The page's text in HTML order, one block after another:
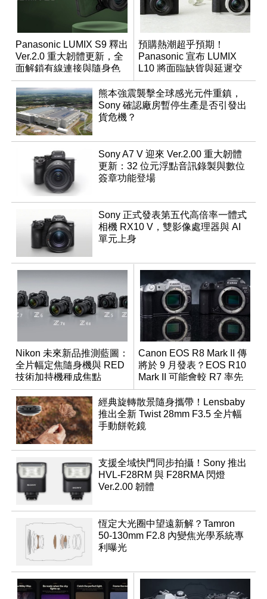
Panasonic LUMIX S9 釋出
Ver.2.0 重大韌體更新，全
面解鎖有線連接與隨身色
調編輯
預購熱潮超乎預期！
Panasonic 宣布 LUMIX
L10 將面臨缺貨與延遲交
貨時間
熊本強震襲擊全球感光元件重鎮，
Sony 確認廠房暫停生產是否引發出
貨危機？
Sony A7 V 迎來 Ver.2.00 重大韌體
更新：32 位元浮點音訊錄製與數位
簽章功能登場
Sony 正式發表第五代高倍率一體式
相機 RX10 V，雙影像處理器與 AI
單元上身
Nikon 未來新品推測藍圖：
全片幅定焦隨身機與 RED
技術加持機種成焦點
Canon EOS R8 Mark II 傳
將於 9 月發表？EOS R10
Mark II 可能會較 R7 率先
推出
經典旋轉散景隨身攜帶！Lensbaby
推出全新 Twist 28mm F3.5 全片幅
手動餅乾鏡
支援全域快門同步拍攝！Sony 推出
HVL-F28RM 與 F28RMA 閃燈
Ver.2.00 韌體
恆定大光圈中望遠新解？Tamron
50-130mm F2.8 內變焦光學系統專
利曝光